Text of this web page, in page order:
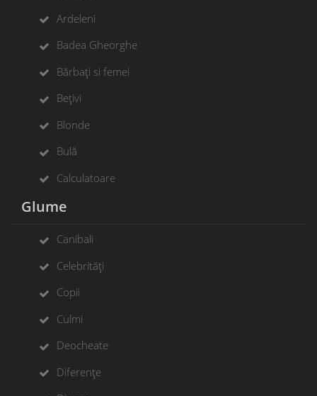
Ardeleni
Badea Gheorghe
Bărbați si femei
Bețivi
Blonde
Bulă
Calculatoare
Glume
Canibali
Celebrități
Copii
Culmi
Deocheate
Diferențe